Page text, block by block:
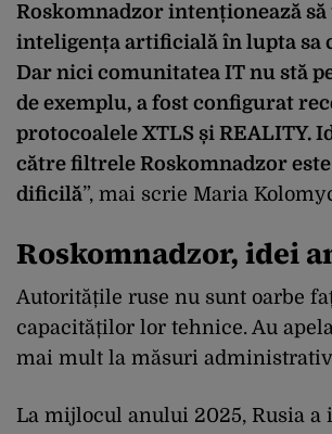
Roskomnadzor intenționează
inteligența artificială în lupta sa
Dar nici comunitatea IT nu stă
de exemplu, a fost configurat
protocoalele XTLS și REALITY.
către filtrele Roskomnadzor
dificilă”, mai scrie Maria
Roskomnadzor, idei
Autoritățile ruse nu sunt oarbe
capacităților lor tehnice. Au
mai mult la măsuri
La mijlocul anului 2025, Rusia a